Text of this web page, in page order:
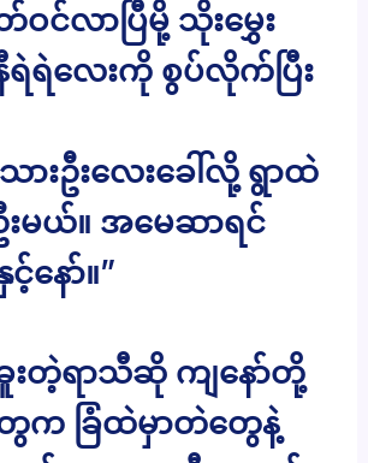
င်လာပြီမို့ သိုးမွှေး
နီရဲရဲလေးကို စွပ်လိုက်ပြီး
ားဦးလေးခေါ်လို့ ရွာထဲ
မယ်။ အမေဆာရင်
နော်။”
တဲ့ရာသီဆို ကျနော်တို့
က ခြံထဲမှာတဲတွေနဲ့